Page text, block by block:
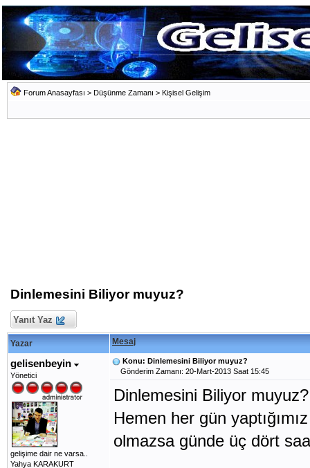
Forum Anasayfası > Düşünme Zamanı > Kişisel Gelişim
Dinlemesini Biliyor muyuz?
Yanıt Yaz
Yazar Mesaj
gelisenbeyin
Yönetici
gelişime dair ne varsa..
Yahya KARAKURT
Konu: Dinlemesini Biliyor muyuz?
Gönderim Zamanı: 20-Mart-2013 Saat 15:45
Dinlemesini Biliyor muyuz?
Hemen her gün
olmazsa günde üç dört